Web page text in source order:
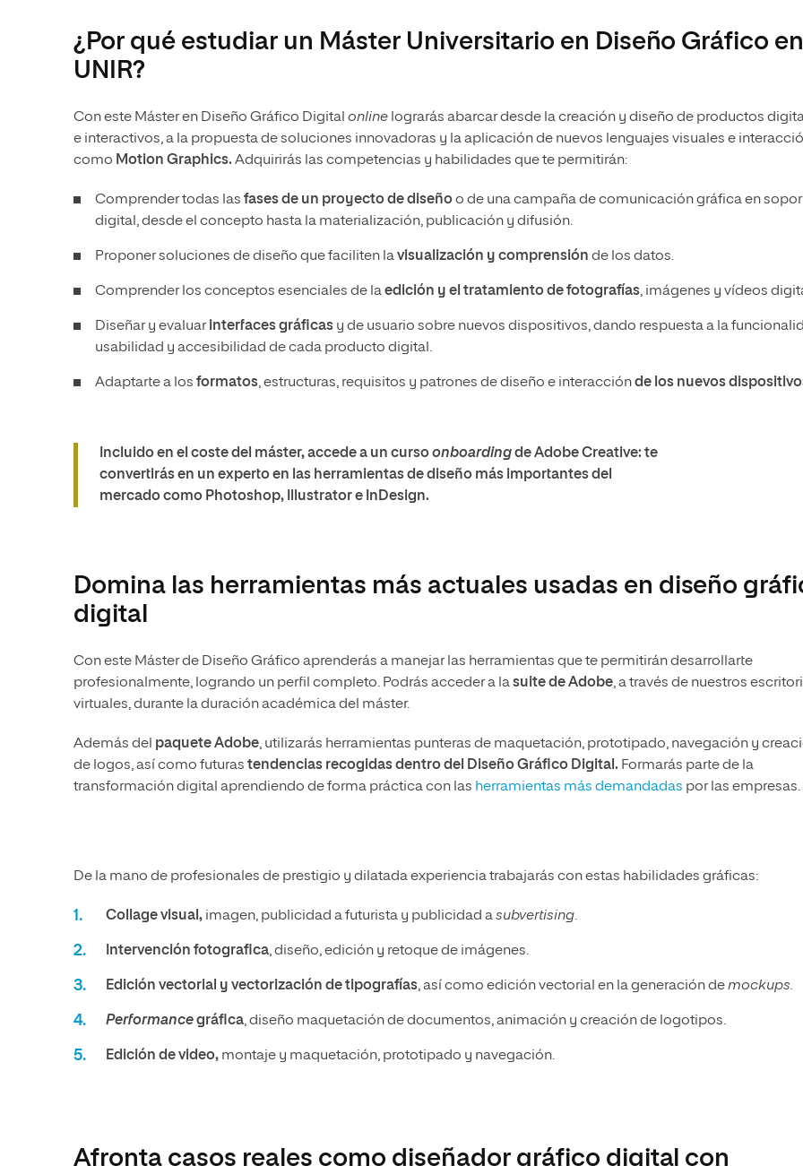
¿Por qué estudiar un Máster Universitario en Diseño Gráfico en
UNIR?
Con este Máster en Diseño Gráfico Digital online lograrás abarcar desde la creación y diseño de productos
e interactivos, a la propuesta de soluciones innovadoras y la aplicación de nuevos lenguajes visuales e
como Motion Graphics. Adquirirás las competencias y habilidades que te permitirán:
Comprender todas las fases de un proyecto de diseñoo de una campaña de comunicación gráfica en
digital, desde el concepto hasta la materialización, publicación y difusión.
Proponer soluciones de diseño que faciliten lavisualización y comprensión de los datos.
Comprender los conceptos esenciales de laedición y el tratamiento de fotografías, imágenes y vídeos
Diseñar y evaluarinterfaces gráficas y de usuario sobre nuevos dispositivos, dando respuesta a la
usabilidad y accesibilidad de cada producto digital.
Adaptarte a los formatos, estructuras, requisitos y patrones de diseño e interacciónde los nuevos
Incluido en el coste del máster, accede a un cursoonboardingde Adobe Creative: te
convertirás en un experto en las herramientas de diseño más importantes del
mercado como Photoshop, Illustrator e InDesign.
Domina las herramientas más actuales usadas en diseño
digital
Con este Máster de Diseño Gráfico aprenderás a manejar las herramientas que te permitirán desarrollarte
profesionalmente, logrando un perfil completo. Podrás acceder a lasuite de Adobe, a través de nuestros
virtuales, durante la duración académica del máster.
Además del paquete Adobe, utilizarás herramientas punteras de maquetación, prototipado, navegación y
de logos,así como futuras tendencias recogidas dentro del Diseño Gráfico Digital. Formarás parte de la
transformación digital aprendiendo de forma práctica con las herramientas más demandadas por las empresas.
De la mano de profesionales de prestigio y dilatada experiencia trabajarás con estas habilidades gráficas:
Collage visual, imagen, publicidad a futurista y publicidad asubvertising.
Intervención fotografica, diseño, edición y retoque de imágenes.
Edición vectorial y vectorización de tipografías, así como edición vectorial en la generación demockups.
Performancegráfica, diseño maquetación de documentos, animación y creación de logotipos.
Edición de video, montaje y maquetación, prototipado y navegación.
Afronta casos reales como diseñador gráfico digital con